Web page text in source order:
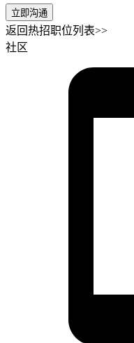
立即沟通
返回热招职位列表>>
社区